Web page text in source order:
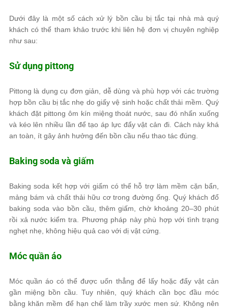
Dưới đây là một số cách xử lý bồn cầu bị tắc tại nhà mà quý
khách có thể tham khảo trước khi liên hệ đơn vị chuyên nghiệp
như sau:
Sử dụng pittong
Pittong là dụng cụ đơn giản, dễ dùng và phù hợp với các trường
hợp bồn cầu bị tắc nhẹ do giấy vệ sinh hoặc chất thải mềm. Quý
khách đặt pittong ôm kín miệng thoát nước, sau đó nhấn xuống
và kéo lên nhiều lần để tạo áp lực đẩy vật cản đi. Cách này khá
an toàn, ít gây ảnh hưởng đến bồn cầu nếu thao tác đúng.
Baking soda và giấm
Baking soda kết hợp với giấm có thể hỗ trợ làm mềm cặn bẩn,
mảng bám và chất thải hữu cơ trong đường ống. Quý khách đổ
baking soda vào bồn cầu, thêm giấm, chờ khoảng 20–30 phút
rồi xả nước kiểm tra. Phương pháp này phù hợp với tình trạng
nghẹt nhẹ, không hiệu quả cao với dị vật cứng.
Móc quần áo
Móc quần áo có thể được uốn thẳng để lấy hoặc đẩy vật cản
gần miệng bồn cầu. Tuy nhiên, quý khách cần bọc đầu móc
bằng khăn mềm để hạn chế làm trầy xước men sứ. Không nên